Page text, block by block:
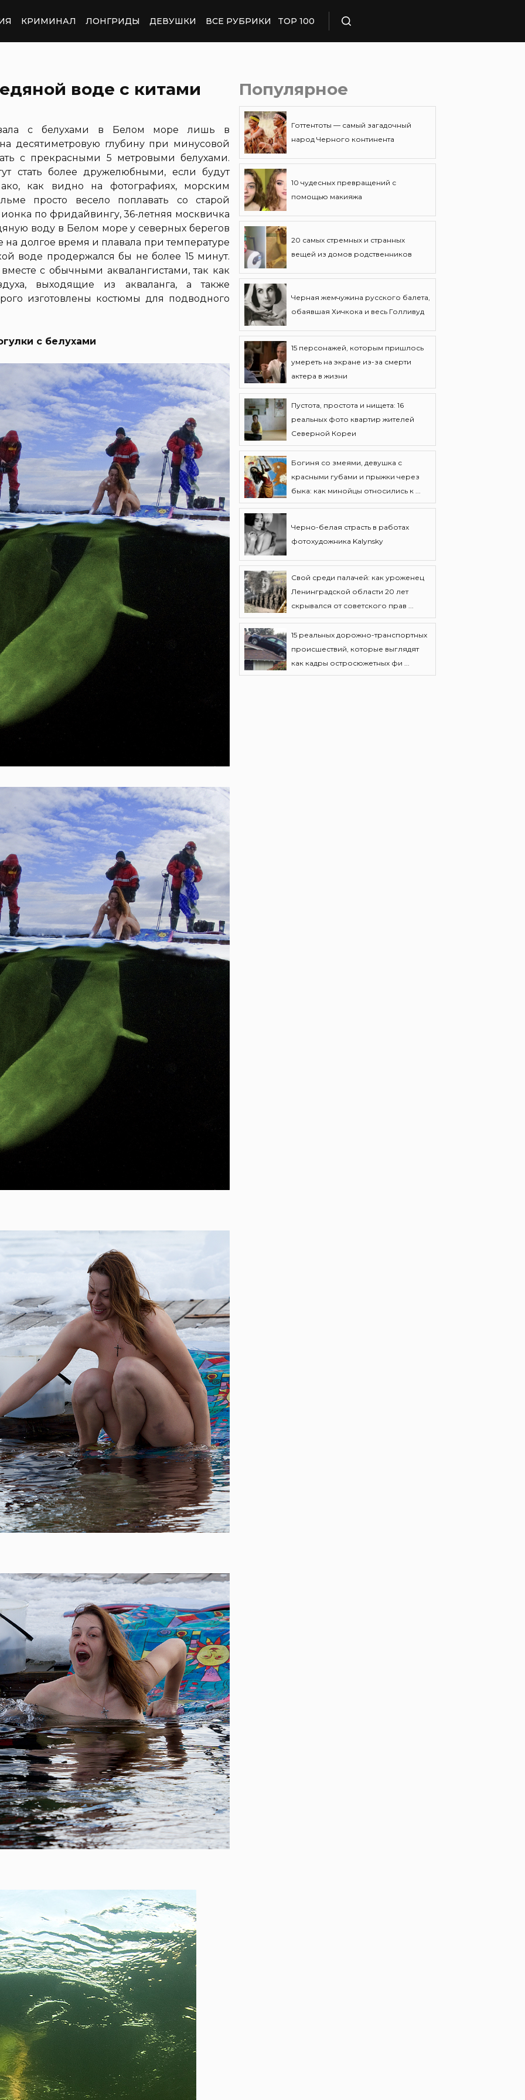
КРИМИНАЛ ЛОНГРИДЫ ДЕВУШКИ ВСЕ РУБРИКИ TOP 100
воде с китами
с белухами в Белом море лишь в
десятиметровую глубину при минусовой
с прекрасными 5 метровыми белухами.
стать более дружелюбными, если будут
как видно на фотографиях, морским
просто весело поплавать со старой
по фридайвингу, 36-летняя москвичка
воду в Белом море у северных берегов
долгое время и плавала при температуре
воде продержался бы не более 15 минут.
с обычными аквалангистами, так как
выходящие из акваланга, а также
изготовлены костюмы для подводного
с белухами
Популярное
Готтентоты — самый загадочный
народ Черного континента
10 чудесных превращений с
помощью макияжа
20 самых стремных и странных
вещей из домов родственников
Черная жемчужина русского балета,
обаявшая Хичкока и весь Голливуд
15 персонажей, которым пришлось
умереть на экране из-за смерти
актера в жизни
Пустота, простота и нищета: 16
реальных фото квартир жителей
Северной Кореи
Богиня со змеями, девушка с
красными губами и прыжки через
быка: как минойцы относились к ...
Черно-белая страсть в работах
фотохудожника Kalynsky
Свой среди палачей: как уроженец
Ленинградской области 20 лет
скрывался от советского прав ...
15 реальных дорожно-транспортных
происшествий, которые выглядят
как кадры остросюжетных фи ...